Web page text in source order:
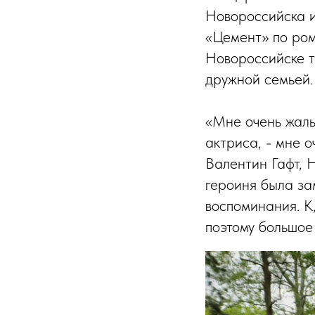
Новороссийска
«Цемент» по
Новороссийске
дружной семьей.
«Мне очень
актриса, - мне
Валентин Гафт,
героиня была
воспоминания.
поэтому